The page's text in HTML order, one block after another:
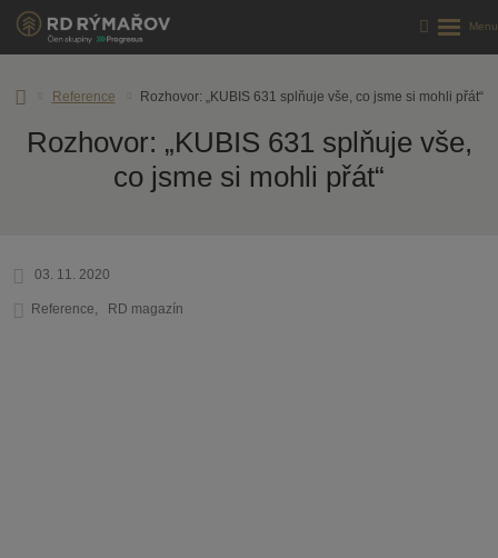
Reference Rozhovor: „KUBIS 631 splňuje vše, co jsme si mohli přát“
Rozhovor: „KUBIS 631 splňuje vše,
co jsme si mohli přát“
03. 11. 2020
Reference RD magazín